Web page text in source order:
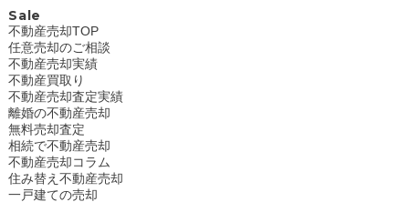
Sale
不動産売却TOP
任意売却のご相談
不動産売却実績
不動産買取り
不動産売却査定実績
離婚の不動産売却
無料売却査定
相続で不動産売却
不動産売却コラム
住み替え不動産売却
一戸建ての売却